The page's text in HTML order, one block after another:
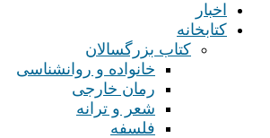
اخبار
کتابخانه
کتاب بزرگسالان
خانواده و روانشناسی
رمان خارجی
شعر و ترانه
فلسفه